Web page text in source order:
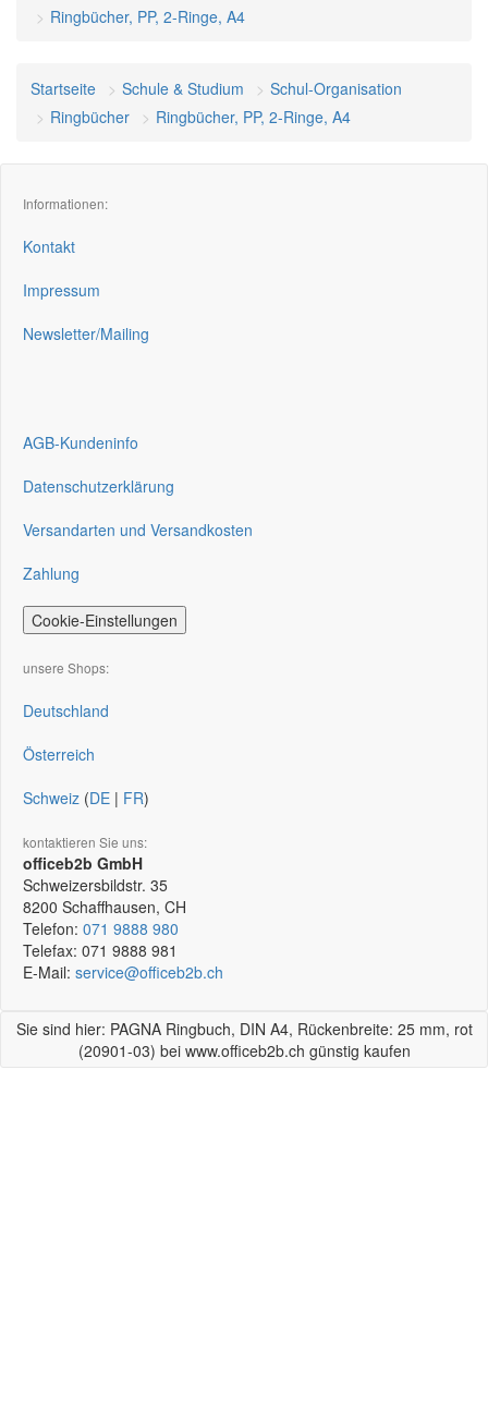
Ringbücher, PP, 2-Ringe, A4
Startseite Schule & Studium
Schul-Organisation
Ringbücher
Ringbücher, PP, 2-Ringe, A4
Informationen:
Kontakt
Impressum
Newsletter/Mailing
AGB-Kundeninfo
Datenschutzerklärung
Versandarten und Versandkosten
Zahlung
Cookie-Einstellungen
unsere Shops:
Deutschland
Österreich
Schweiz (DE | FR)
kontaktieren Sie uns:
officeb2b GmbH
Schweizersbildstr. 35
8200 Schaffhausen, CH
Telefon: 071 9888 980
Telefax: 071 9888 981
E-Mail: service@officeb2b.ch
Sie sind hier: PAGNA Ringbuch, DIN A4, Rückenbreite: 25 mm, rot
(20901-03) bei www.officeb2b.ch günstig kaufen